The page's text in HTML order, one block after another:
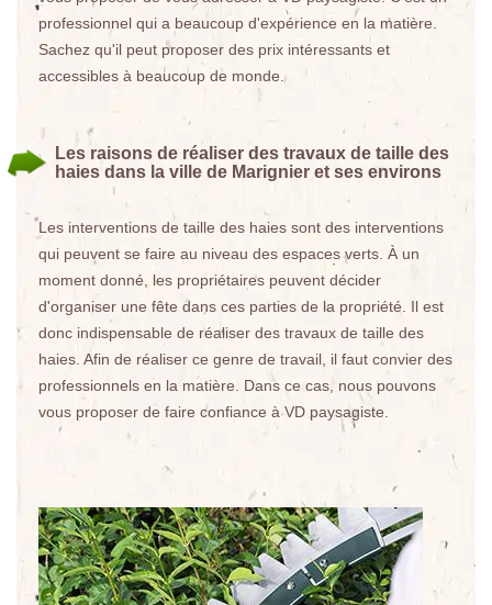
professionnel qui a beaucoup d'expérience en la matière.
Sachez qu'il peut proposer des prix intéressants et
accessibles à beaucoup de monde.
Les raisons de réaliser des travaux de taille des
haies dans la ville de Marignier et ses environs
Les interventions de taille des haies sont des interventions
qui peuvent se faire au niveau des espaces verts. À un
moment donné, les propriétaires peuvent décider
d'organiser une fête dans ces parties de la propriété. Il est
donc indispensable de réaliser des travaux de taille des
haies. Afin de réaliser ce genre de travail, il faut convier des
professionnels en la matière. Dans ce cas, nous pouvons
vous proposer de faire confiance à VD paysagiste.